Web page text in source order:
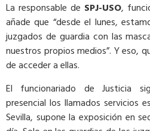
La responsable de SPJ-USO,
añade que “desde el lunes,
juzgados de guardia con las
nuestros propios medios”. Y eso,
de acceder a ellas.
El funcionariado de Justicia
presencial los llamados servicios
Sevilla, supone la exposición en